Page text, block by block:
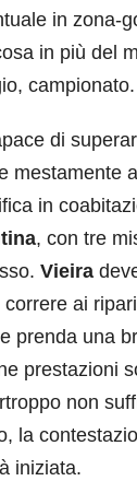
in zona-
in più del
campionato.
di
mestamente
in
, con tre
Vieira
ai
prenda una
prestazioni
non
la
iniziata.